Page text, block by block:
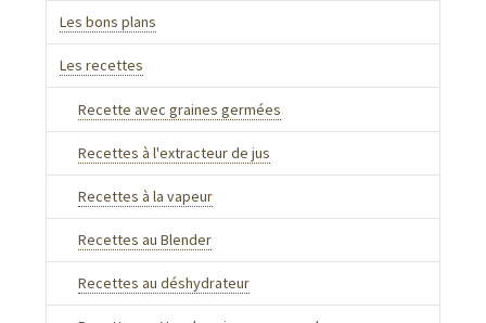
Les bons plans
Les recettes
Recette avec graines germées
Recettes à l'extracteur de jus
Recettes à la vapeur
Recettes au Blender
Recettes au déshydrateur